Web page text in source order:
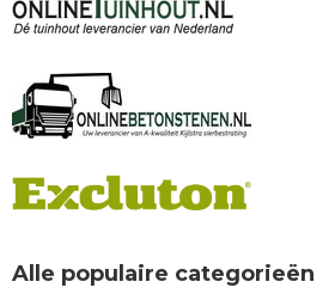
Alle populaire categorieën